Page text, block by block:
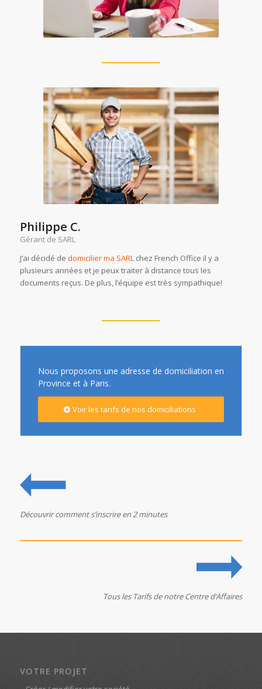
Philippe C.
Gérant de SARL
J‘ai décidé de domicilier ma SARLchez French Office il y a
plusieurs années et je peux traiter à distance tous les
documents reçus. De plus, l’équipe est très sympathique!
Nous proposons une adresse de domiciliation en
Province et à Paris.
Voir les tarifs de nos domiciliations
Découvrir comment s’inscrire en 2 minutes
Tous les Tarifs de notre Centre d’Affaires
VOTRE PROJET